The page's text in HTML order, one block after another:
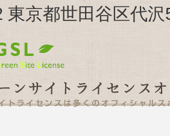
東京都世田谷区代